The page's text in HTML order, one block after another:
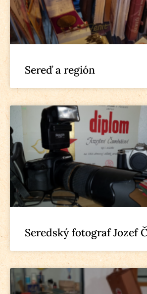
Sereď a región
Seredský fotograf Jozef